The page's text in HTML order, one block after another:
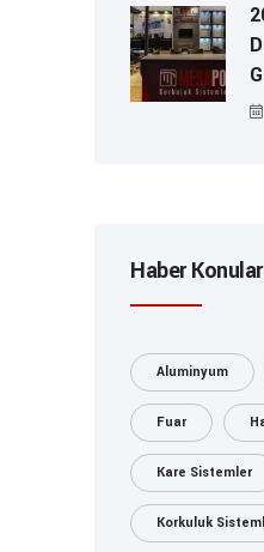
Haber
Aluminyum
Fuar
Kare Sistemler
Korkuluk